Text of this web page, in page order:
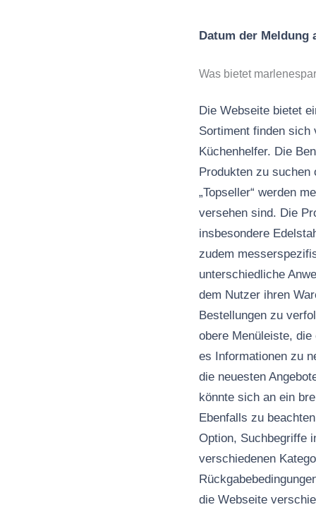
Datum der Meldung
Was bietet
Die Webseite bietet
Sortiment finden sich
Küchenhelfer. Die
Produkten zu suchen
„Topseller“ werden
versehen sind. Die
insbesondere
zudem
unterschiedliche
dem Nutzer ihren
Bestellungen zu
obere Menüleiste,
es Informationen zu
die neuesten
könnte sich an ein
Ebenfalls zu
Option, Suchbegriffe
verschiedenen
die Webseite